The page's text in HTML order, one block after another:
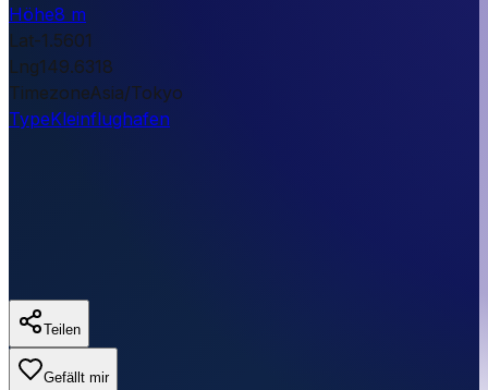
Höhe8 m
Lat-1.5601
Lng149.6318
TimezoneAsia/Tokyo
TypeKleinflughafen
Teilen
Gefällt mir